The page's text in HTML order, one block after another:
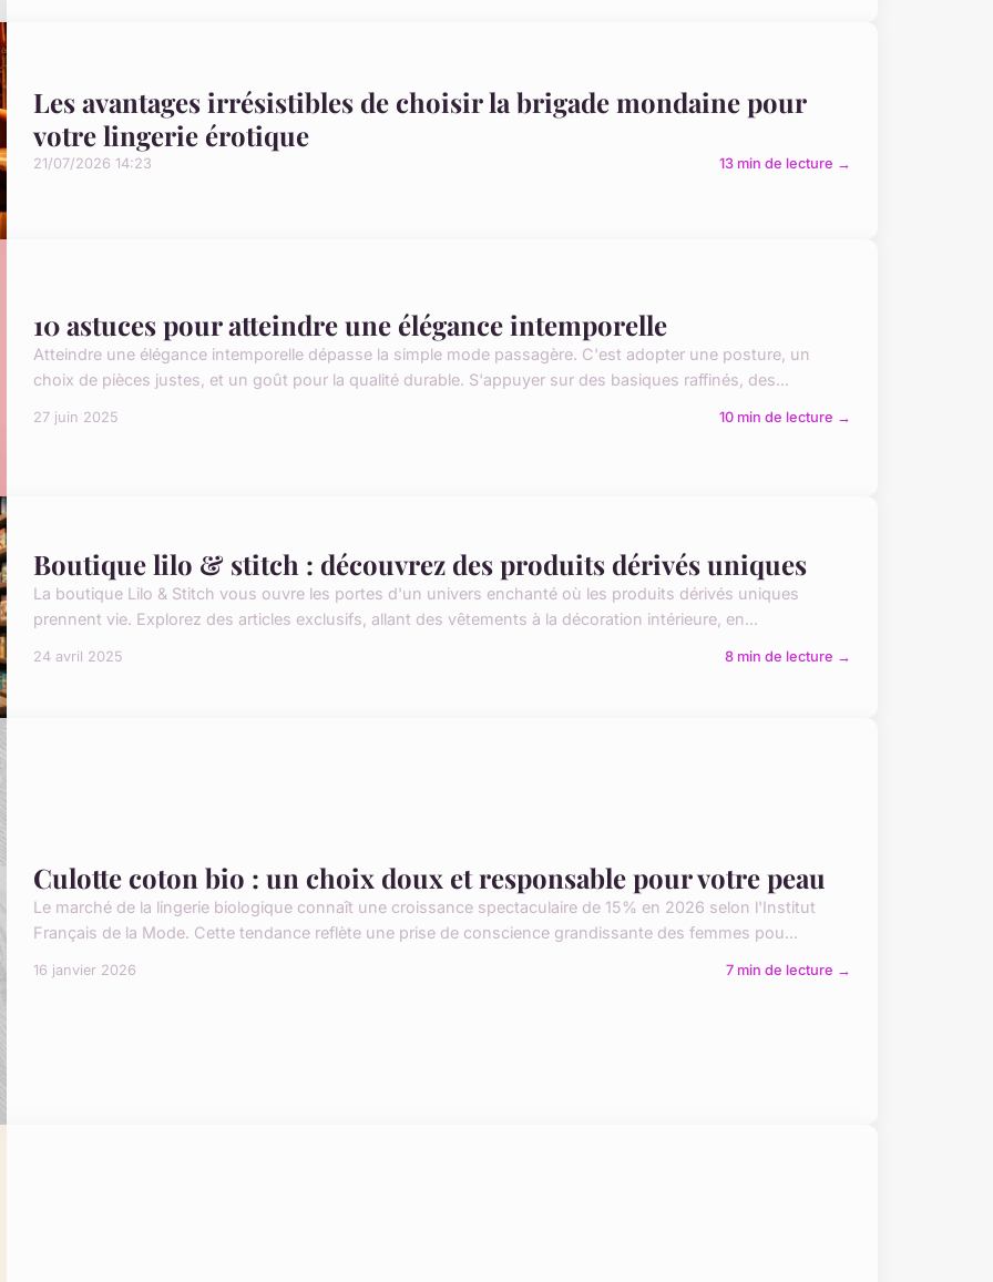
Les avantages irrésistibles de choisir la brigade mondaine pour
votre lingerie érotique
21/07/2026 14:23 13 min de lecture →
10 astuces pour atteindre une élégance intemporelle
Atteindre une élégance intemporelle dépasse la simple mode passagère. C'est adopter une posture, un
choix de pièces justes, et un goût pour la qualité durable. S'appuyer sur des basiques raffinés, des...
27 juin 2025 10 min de lecture →
Boutique lilo & stitch : découvrez des produits dérivés uniques
La boutique Lilo & Stitch vous ouvre les portes d'un univers enchanté où les produits dérivés uniques
prennent vie. Explorez des articles exclusifs, allant des vêtements à la décoration intérieure, en...
24 avril 2025 8 min de lecture →
Culotte coton bio : un choix doux et responsable pour votre peau
Le marché de la lingerie biologique connaît une croissance spectaculaire de 15% en 2026 selon l'Institut
Français de la Mode. Cette tendance reflète une prise de conscience grandissante des femmes pou...
16 janvier 2026 7 min de lecture →